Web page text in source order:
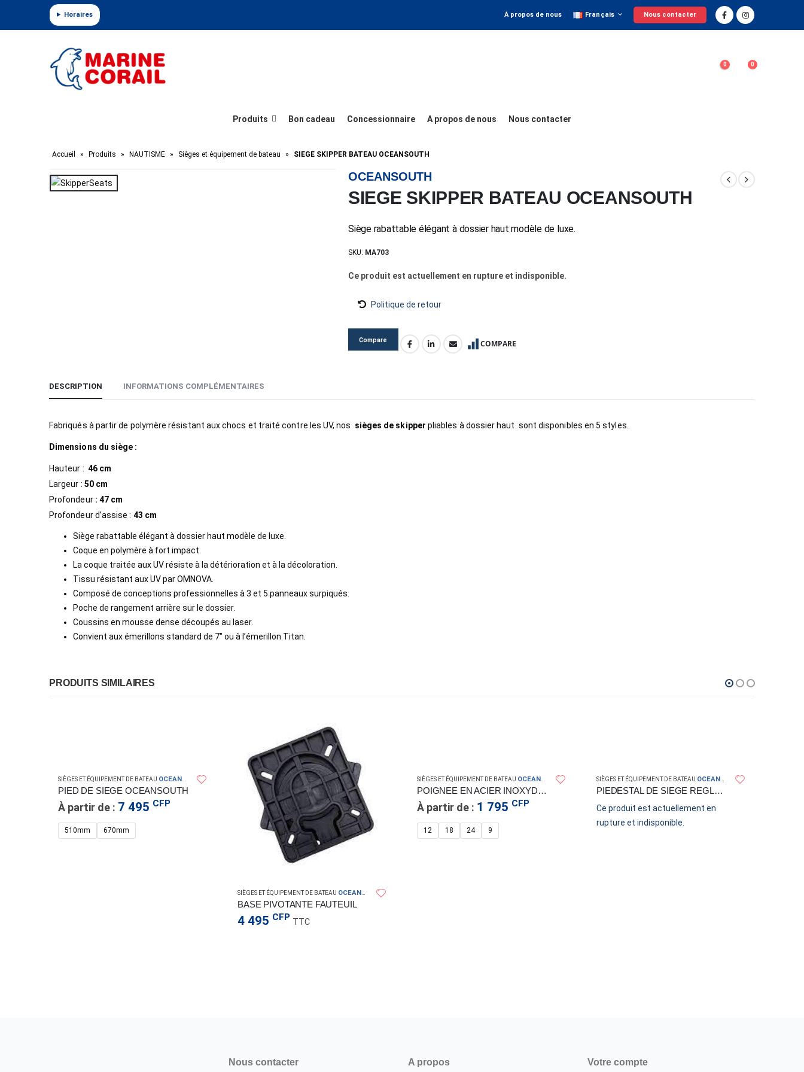
Horaires À propos de nous Français Nous contacter
0 0
Produits Bon cadeau Concessionnaire A propos de nous Nous contacter
Accueil » Produits » NAUTISME » Sièges et équipement de bateau » SIEGE SKIPPER BATEAU OCEANSOUTH
OCEANSOUTH
SIEGE SKIPPER BATEAU OCEANSOUTH
Siège rabattable élégant à dossier haut modèle de luxe.
SKU: MA703
Ce produit est actuellement en rupture et indisponible.
Politique de retour
Compare COMPARE
DESCRIPTION INFORMATIONS COMPLÉMENTAIRES
Fabriqués à partir de polymère résistant aux chocs et traité contre les UV, nos sièges de skipper pliables à dossier haut sont disponibles en 5 styles.
Dimensions du siège :
Hauteur : 46 cm
Largeur : 50 cm
Profondeur : 47 cm
Profondeur d’assise : 43 cm
Siège rabattable élégant à dossier haut modèle de luxe.
Coque en polymère à fort impact.
La coque traitée aux UV résiste à la détérioration et à la décoloration.
Tissu résistant aux UV par OMNOVA.
Composé de conceptions professionnelles à 3 et 5 panneaux surpiqués.
Poche de rangement arrière sur le dossier.
Coussins en mousse dense découpés au laser.
Convient aux émerillons standard de 7″ ou à l’émerillon Titan.
PRODUITS SIMILAIRES
SIÈGES ET ÉQUIPEMENT DE BATEAU OCEANSOUTH
PIED DE SIEGE OCEANSOUTH
À partir de : 7 495 CFP
510mm 670mm
SIÈGES ET ÉQUIPEMENT DE BATEAU OCEANSOUTH
BASE PIVOTANTE FAUTEUIL
4 495 CFP TTC
SIÈGES ET ÉQUIPEMENT DE BATEAU OCEANSOUTH
POIGNEE EN ACIER INOXYDABLE 22MM DE DIAMETRE OCEANSOUTH
À partir de : 1 795 CFP
12 18 24 9
SIÈGES ET ÉQUIPEMENT DE BATEAU OCEANSOUTH
PIEDESTAL DE SIEGE REGLABLE
Ce produit est actuellement en
rupture et indisponible.
Nous contacter A propos Votre compte
Panneau de gestion des cookies